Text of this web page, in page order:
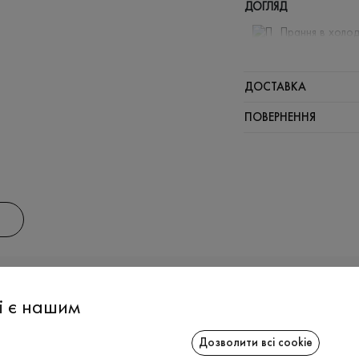
ДОГЛЯД
Прання в
Щадний
ДОСТАВКА
ПОВЕРНЕННЯ
є нашим
Дозволити всі cookie